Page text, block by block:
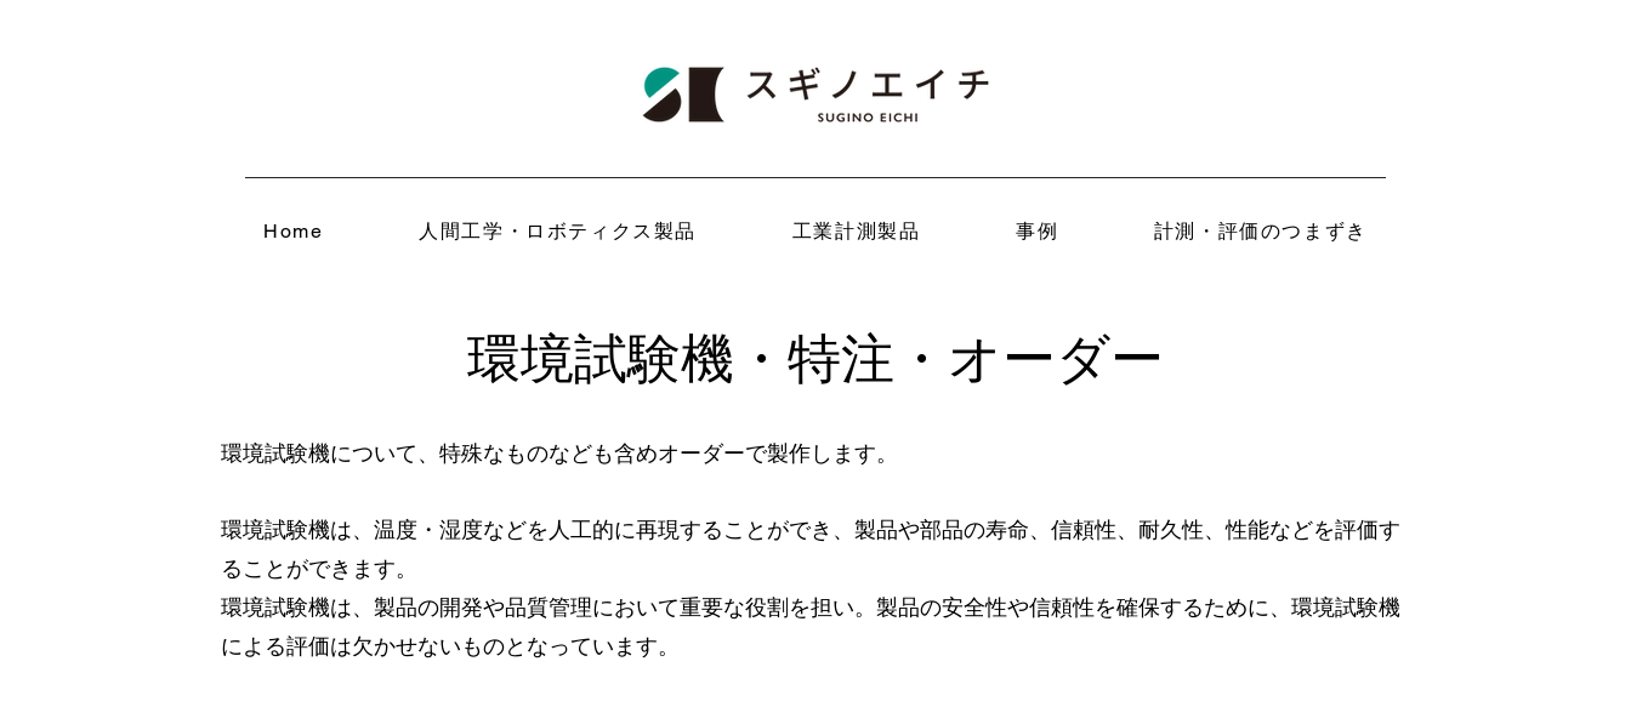
Home 人間工学・ロボティクス製品 工業計測製品 事例 計測・評価のつまずき
環境試験機・特注・オーダー
環境試験機について、特殊なものなども含めオーダーで製作します。
環境試験機は、温度・湿度などを人工的に再現することができ、製品や部品の寿命、信頼性、耐久性、性能などを評価す
ることができます。
環境試験機は、製品の開発や品質管理において重要な役割を担い。製品の安全性や信頼性を確保するために、環境試験機
による評価は欠かせないものとなっています。